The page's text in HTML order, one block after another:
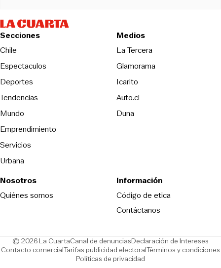
Secciones
Chile
Espectaculos
Deportes
Tendencias
Mundo
Emprendimiento
Servicios
Urbana
Medios
La TerceraOpens in new
Glamorama
Icarito
Auto.cl
DunaOpens in new window
Nosotros
Quiénes somos
Información
Código de eticaOpens in new
Contáctanos
© 2026 La CuartaCanal de denunciasOpens in new window
Declaración de Intereses
Contacto comercialOpens in new window
Tarifas publicidad electoralOpens in new window
Términos y condiciones
Políticas de privacidad